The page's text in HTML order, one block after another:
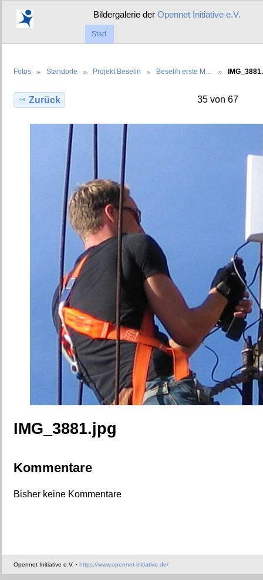
Bildergalerie derOpennet Initiative e.V.
Start
Fotos Standorte Projekt Beselin Beselin erste M…
Zurück 35 von 67
IMG_3881.jpg
Kommentare
Bisher keine Kommentare
Opennet Initiative e.V. · https://www.opennet-initiative.de/